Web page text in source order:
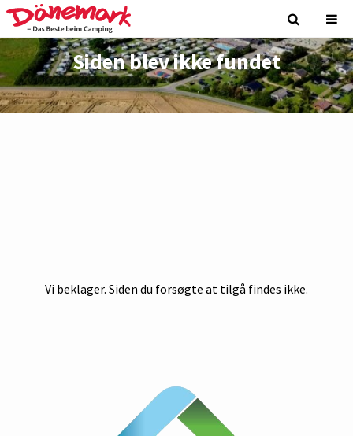
Siden blev ikke fundet
Vi beklager. Siden du forsøgte at tilgå findes ikke.